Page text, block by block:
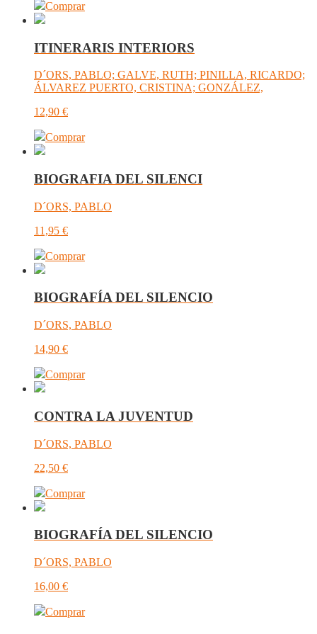
Comprar
ITINERARIS INTERIORS
D´ORS, PABLO; GALVE, RUTH; PINILLA, RICARDO;
ÁLVAREZ PUERTO, CRISTINA; GONZÁLEZ,
12,90 €
Comprar
BIOGRAFIA DEL SILENCI
D´ORS, PABLO
11,95 €
Comprar
BIOGRAFÍA DEL SILENCIO
D´ORS, PABLO
14,90 €
Comprar
CONTRA LA JUVENTUD
D´ORS, PABLO
22,50 €
Comprar
BIOGRAFÍA DEL SILENCIO
D´ORS, PABLO
16,00 €
Comprar